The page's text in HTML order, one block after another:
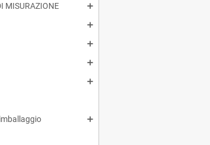
MISURAZIONE